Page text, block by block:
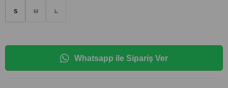
S M L
Whatsapp ile Sipariş Ver